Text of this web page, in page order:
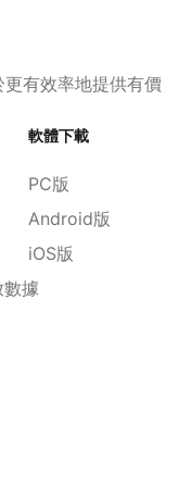
有效率地提供有價
據
軟體下載
PC版
Android版
iOS版